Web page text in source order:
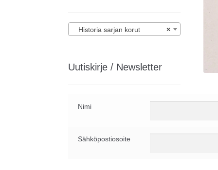
×
Historia sarjan korut
Uutiskirje / Newsletter
Nimi
Sähköpostiosoite